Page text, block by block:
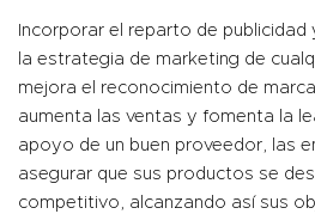
Incorporar el reparto de
la estrategia de marketing de
mejora el reconocimiento de
aumenta las ventas y fomenta la
apoyo de un buen proveedor, las
asegurar que sus productos se
competitivo, alcanzando así sus